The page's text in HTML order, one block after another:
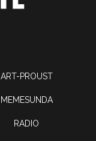
ART-PROUST
MEMESUNDA
RADIO